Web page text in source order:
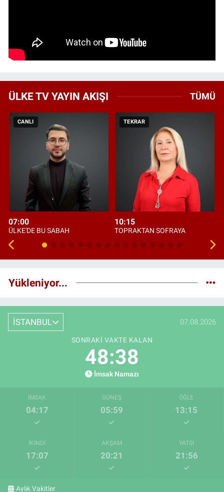
ÜLKE TV YAYIN AKIŞI TÜMÜ
CANLI
07:00
ÜLKE'DE BU SABAH
TEKRAR
10:15
TOPRAKTAN SOFRAYA
Yükleniyor...
İSTANBUL 07.08.2026
SONRAKI VAKTE KALAN
48:37
İmsak Namazı
İMSAK
04:17
GÜNEŞ
05:59
ÖĞLE
13:15
İKINDI
17:07
AKŞAM
20:21
YATSI
21:56
Aylık Vakitler